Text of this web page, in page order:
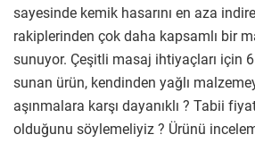
sayesinde kemik hasarını en aza
rakiplerinden çok daha kapsamlı bir
sunuyor. Çeşitli masaj ihtiyaçları için 6
sunan ürün, kendinden yağlı
aşınmalara karşı dayanıklı ? Tabii
olduğunu söylemeliyiz ? Ürünü